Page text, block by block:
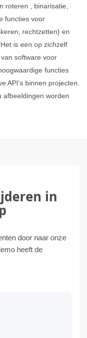
roteren , binarisatie,
functies voor
rechtzetten) en
is een op zichzelf
software voor
functies
API’s binnen projecten.
afbeeldingen worden
in
door naar onze
heeft de